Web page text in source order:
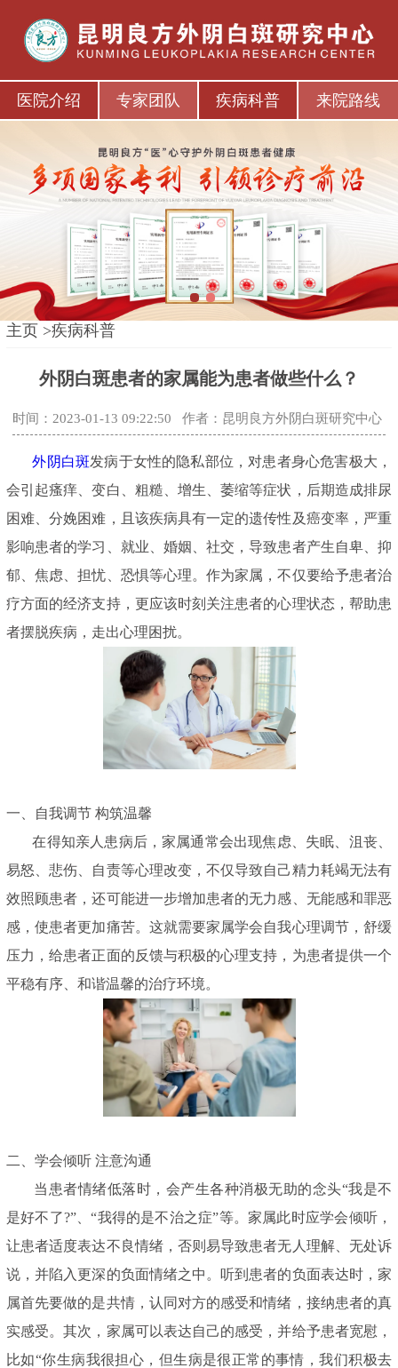
医院介绍 专家团队 疾病科普 来院路线
主页 >疾病科普
外阴白斑患者的家属能为患者做些什么？
时间：2023-01-13 09:22:50 作者：昆明良方外阴白斑研究中心
外阴白斑发病于女性的隐私部位，对患者身心危害极大，
会引起瘙痒、变白、粗糙、增生、萎缩等症状，后期造成排尿
困难、分娩困难，且该疾病具有一定的遗传性及癌变率，严重
影响患者的学习、就业、婚姻、社交，导致患者产生自卑、抑
郁、焦虑、担忧、恐惧等心理。作为家属，不仅要给予患者治
疗方面的经济支持，更应该时刻关注患者的心理状态，帮助患
者摆脱疾病，走出心理困扰。
一、自我调节 构筑温馨
在得知亲人患病后，家属通常会出现焦虑、失眠、沮丧、
易怒、悲伤、自责等心理改变，不仅导致自己精力耗竭无法有
效照顾患者，还可能进一步增加患者的无力感、无能感和罪恶
感，使患者更加痛苦。这就需要家属学会自我心理调节，舒缓
压力，给患者正面的反馈与积极的心理支持，为患者提供一个
平稳有序、和谐温馨的治疗环境。
二、学会倾听 注意沟通
当患者情绪低落时，会产生各种消极无助的念头“我是不
是好不了?”、“我得的是不治之症”等。家属此时应学会倾听，
让患者适度表达不良情绪，否则易导致患者无人理解、无处诉
说，并陷入更深的负面情绪之中。听到患者的负面表达时，家
属首先要做的是共情，认同对方的感受和情绪，接纳患者的真
实感受。其次，家属可以表达自己的感受，并给予患者宽慰，
比如“你生病我很担心，但生病是很正常的事情，我们积极去